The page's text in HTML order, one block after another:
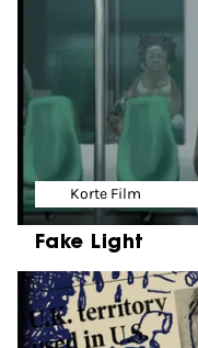
Korte Film
Fake Light